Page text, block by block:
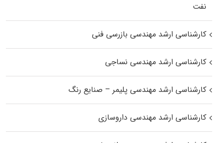
نفت
کارشناسی ارشد مهندسی بازرسی فنی
کارشناسی ارشد مهندسی نساجی
کارشناسی ارشد مهندسی پلیمر – صنایع رنگ
کارشناسی ارشد مهندسی داروسازی